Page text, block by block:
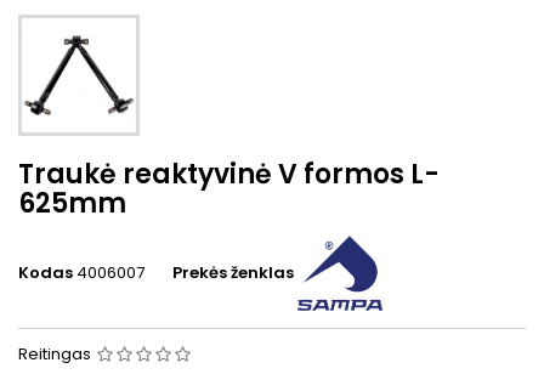
Traukė reaktyvinė V formos L-
625mm
Kodas 4006007 Prekės ženklas
Reitingas